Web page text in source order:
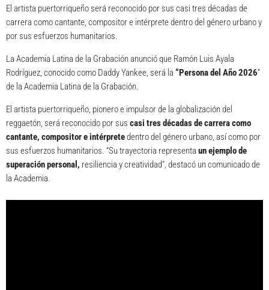
El artista puertorriqueño será reconocido por sus casi tres décadas de
carrera como cantante, compositor e intérprete dentro del género urbano y
por sus esfuerzos humanitarios.
La Academia Latina de la Grabación anunció que Ramón Luis Ayala
Rodríguez, conocido como Daddy Yankee, será la “Persona del Año 2026”
de la Academia Latina de la Grabación.
El artista puertorriqueño, pionero e impulsor de la globalización del
reggaetón, será reconocido por sus casi tres décadas de carrera como
cantante, compositor e intérpretedentro del género urbano, así como por
sus esfuerzos humanitarios. “Su trayectoria representa un ejemplo de
superación personal, resiliencia y creatividad”, destacó un comunicado de
la Academia.